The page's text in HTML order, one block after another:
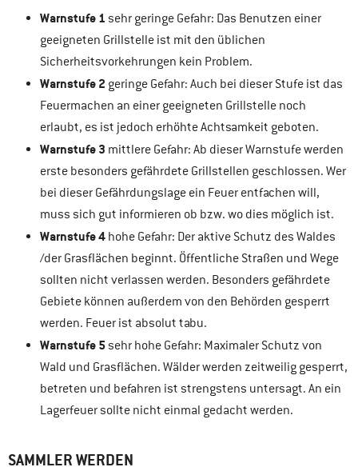
Warnstufe 1 sehr geringe Gefahr: Das Benutzen einer
geeigneten Grillstelle ist mit den üblichen
Sicherheitsvorkehrungen kein Problem.
Warnstufe 2 geringe Gefahr: Auch bei dieser Stufe ist das
Feuermachen an einer geeigneten Grillstelle noch
erlaubt, es ist jedoch erhöhte Achtsamkeit geboten.
Warnstufe 3 mittlere Gefahr: Ab dieser Warnstufe werden
erste besonders gefährdete Grillstellen geschlossen. Wer
bei dieser Gefährdungslage ein Feuer entfachen will,
muss sich gut informieren ob bzw. wo dies möglich ist.
Warnstufe 4 hohe Gefahr: Der aktive Schutz des Waldes
/der Grasflächen beginnt. Öffentliche Straßen und Wege
sollten nicht verlassen werden. Besonders gefährdete
Gebiete können außerdem von den Behörden gesperrt
werden. Feuer ist absolut tabu.
Warnstufe 5sehr hohe Gefahr: Maximaler Schutz von
Wald und Grasflächen. Wälder werden zeitweilig gesperrt,
betreten und befahren ist strengstens untersagt. An ein
Lagerfeuer sollte nicht einmal gedacht werden.
SAMMLER WERDEN